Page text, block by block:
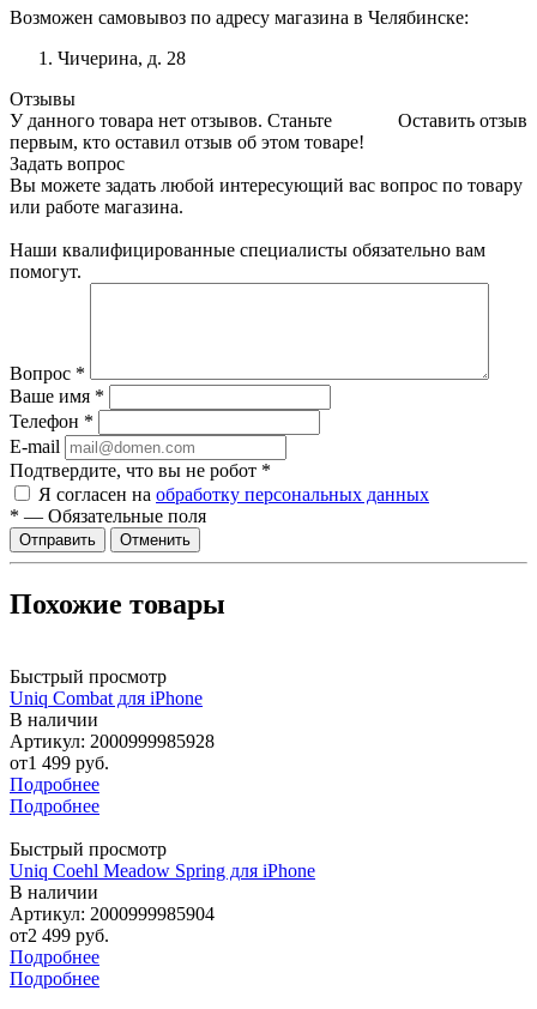
Возможен самовывоз по адресу магазина в Челябинске:
Чичерина, д. 28
Отзывы
Оставить отзыв
У данного товара нет отзывов. Станьте
первым, кто оставил отзыв об этом товаре!
Задать вопрос
Вы можете задать любой интересующий вас вопрос по товару
или работе магазина.
Наши квалифицированные специалисты обязательно вам
помогут.
Вопрос *
Ваше имя *
Телефон *
E-mail
Подтвердите, что вы не робот *
Я согласен на обработку персональных данных
* — Обязательные поля
Отменить
Похожие товары
Быстрый просмотр
Uniq Combat для iPhone
В наличии
Артикул: 2000999985928
от1 499 руб.
Подробнее
Подробнее
Быстрый просмотр
Uniq Coehl Meadow Spring для iPhone
В наличии
Артикул: 2000999985904
от2 499 руб.
Подробнее
Подробнее